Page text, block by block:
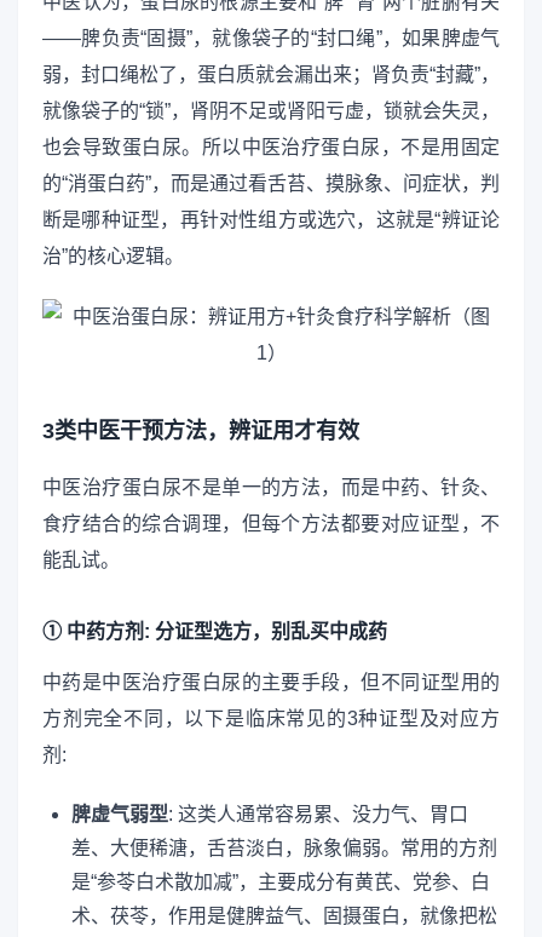
——脾负责“固摄”，就像袋子的“封口绳”，如果脾虚气
弱，封口绳松了，蛋白质就会漏出来；肾负责“封藏”，
就像袋子的“锁”，肾阴不足或肾阳亏虚，锁就会失灵，
也会导致蛋白尿。所以中医治疗蛋白尿，不是用固定
的“消蛋白药”，而是通过看舌苔、摸脉象、问症状，判
断是哪种证型，再针对性组方或选穴，这就是“辨证论
治”的核心逻辑。
3类中医干预方法，辨证用才有效
中医治疗蛋白尿不是单一的方法，而是中药、针灸、
食疗结合的综合调理，但每个方法都要对应证型，不
能乱试。
① 中药方剂: 分证型选方，别乱买中成药
中药是中医治疗蛋白尿的主要手段，但不同证型用的
方剂完全不同，以下是临床常见的3种证型及对应方
剂:
脾虚气弱型: 这类人通常容易累、没力气、胃口
差、大便稀溏，舌苔淡白，脉象偏弱。常用的方剂
是“参苓白术散加减”，主要成分有黄芪、党参、白
术、茯苓，作用是健脾益气、固摄蛋白，就像把松